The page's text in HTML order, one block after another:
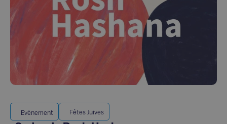
Evènement Fêtes Juives